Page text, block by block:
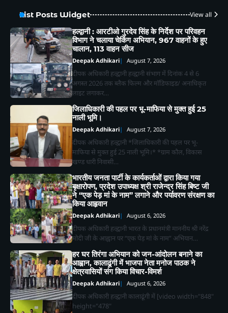
List Posts Widget View all
हल्द्वानी : आरटीओ गुरदेव सिंह के निर्देश पर परिवहन
विभाग ने चलाया चेकिंग अभियान, 967 वाहनों के हुए
चालान, 113 वाहन सीज
Deepak Adhikari August 7, 2026
दीपक अधिकारी हल्द्वानी हल्द्वानी संभाग में दिनांक 4 से 6
अगस्त 2026 तक ब्लैक फिल्म और मॉडिफाइड/ अनाधिकृत
लाइट लगाकर…
जिलाधिकारी की पहल पर भू-माफिया से मुक्त हुई 25
नाली भूमि।
Deepak Adhikari August 7, 2026
दीपक अधिकारी हल्द्वानी *जिलाधिकारी की पहल पर भू-
माफिया से मुक्त हुई 25 नाली भूमि।* *ग्राम कौल, विकास
खण्ड धारी निवासी…
भारतीय जनता पार्टी के कार्यकर्ताओं द्वारा किया गया
बृक्षारोपण, प्रदेश उपाध्यक्ष श्री राजेन्द्र सिंह बिष्ट जी
ने “एक पेड़ मां के नाम” लगाने और पर्यावरण संरक्षण का
किया आहृवान
Deepak Adhikari August 6, 2026
दीपक अधिकारी हल्द्वानी भारत के प्रधानमंत्री माननीय श्री नरेंद्र
मोदी जी के आह्वान पर “एक पेड़ मां के नाम” अभियान…
हर घर तिरंगा अभियान को जन-आंदोलन बनाने का
आह्वान, कालाढूंगी में भाजपा नेता मनोज पाठक ने
क्षेत्रवासियों संग किया विचार-विमर्श
Deepak Adhikari August 6, 2026
दीपक अधिकारी हल्द्वानी कालाढूंगी में [video width="848"
height="478"